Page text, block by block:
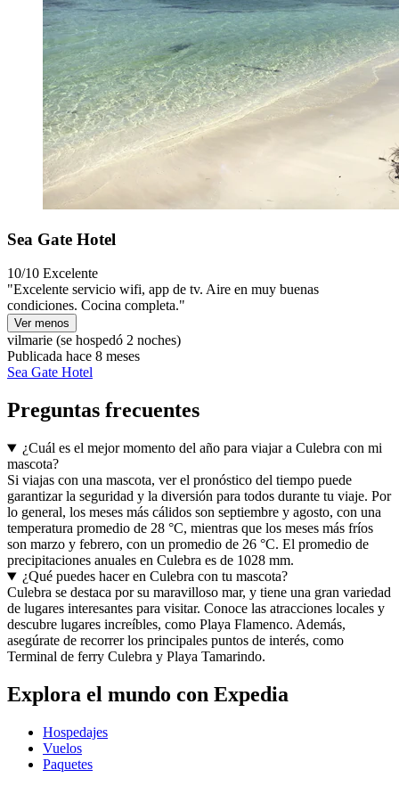
Sea Gate Hotel
10/10 Excelente
"Excelente servicio wifi, app de tv. Aire en muy buenas
condiciones. Cocina completa."
Ver menos
vilmarie (se hospedó 2 noches)
Publicada hace 8 meses
Sea Gate Hotel
Preguntas frecuentes
¿Cuál es el mejor momento del año para viajar a Culebra con mi
mascota?
Si viajas con una mascota, ver el pronóstico del tiempo puede
garantizar la seguridad y la diversión para todos durante tu viaje. Por
lo general, los meses más cálidos son septiembre y agosto, con una
temperatura promedio de 28 °C, mientras que los meses más fríos
son marzo y febrero, con un promedio de 26 °C. El promedio de
precipitaciones anuales en Culebra es de 1028 mm.
¿Qué puedes hacer en Culebra con tu mascota?
Culebra se destaca por su maravilloso mar, y tiene una gran variedad
de lugares interesantes para visitar. Conoce las atracciones locales y
descubre lugares increíbles, como Playa Flamenco. Además,
asegúrate de recorrer los principales puntos de interés, como
Terminal de ferry Culebra y Playa Tamarindo.
Explora el mundo con Expedia
Hospedajes
Vuelos
Paquetes